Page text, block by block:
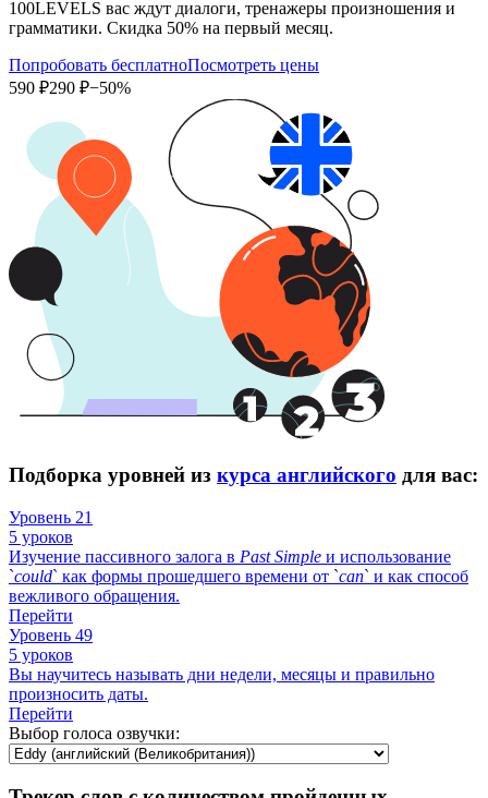
100LEVELS вас ждут диалоги, тренажеры произношения и
грамматики. Скидка 50% на первый месяц.
Попробовать бесплатноПосмотреть цены
590 ₽290 ₽−50%
Подборка уровней из курса английского для вас:
Уровень 21
5 уроков
Изучение пассивного залога в Past Simple и использование
`could` как формы прошедшего времени от `can` и как способ
вежливого обращения.
Перейти
Уровень 49
5 уроков
Вы научитесь называть дни недели, месяцы и правильно
произносить даты.
Перейти
Выбор голоса озвучки: